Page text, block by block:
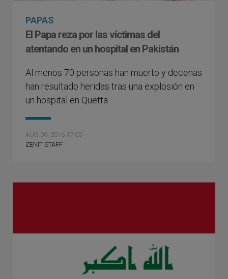
PAPAS
El Papa reza por las víctimas del
atentando en un hospital en Pakistán
Al menos 70 personas han muerto y decenas
han resultado heridas tras una explosión en
un hospital en Quetta
AUG 09, 2016 17:00
ZENIT STAFF